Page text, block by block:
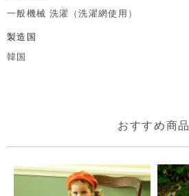
一般機械 洗濯（洗濯網使用）
製造国
韓国
おすすめ商品